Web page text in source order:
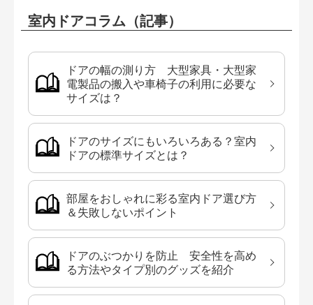
室内ドアコラム（記事）
ドアの幅の測り方 大型家具・大型家
電製品の搬入や車椅子の利用に必要な
サイズは？
ドアのサイズにもいろいろある？室内
ドアの標準サイズとは？
部屋をおしゃれに彩る室内ドア選び方
＆失敗しないポイント
ドアのぶつかりを防止 安全性を高め
る方法やタイプ別のグッズを紹介